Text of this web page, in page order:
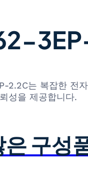
2.2C는 복잡한 전
성을 제공합니다.
은 구성